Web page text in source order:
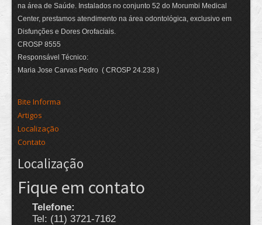
na área de Saúde. Instalados no conjunto 52 do Morumbi Medical
Center, prestamos atendimento na área odontológica, exclusivo em
Disfunções e Dores Orofaciais.
CROSP 8555
Responsável Técnico:
Maria Jose Carvas Pedro ( CROSP 24.238 )
Bite Informa
Artigos
Localização
Contato
Localização
Fique em contato
Telefone:
Tel: (11) 3721-7162